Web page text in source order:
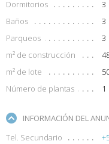
Dormitorios
3
Baños
3
Parqueos
3
m² de construcción
m² de lote
Número de plantas
1
INFORMACIÓN DEL
Tel. Secundario